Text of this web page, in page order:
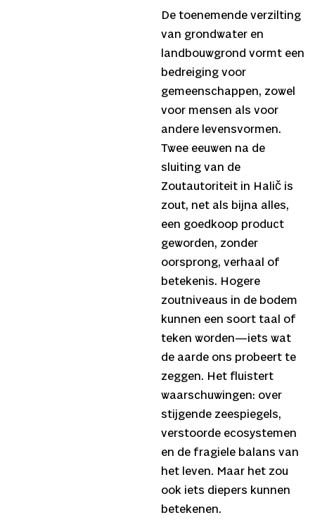
De toenemende verzilting
van grondwater en
landbouwgrond vormt een
bedreiging voor
gemeenschappen, zowel
voor mensen als voor
andere levensvormen.
Twee eeuwen na de
sluiting van de
Zoutautoriteit in Halič is
zout, net als bijna alles,
een goedkoop product
geworden, zonder
oorsprong, verhaal of
betekenis. Hogere
zoutniveaus in de bodem
kunnen een soort taal of
teken worden—iets wat
de aarde ons probeert te
zeggen. Het fluistert
waarschuwingen: over
stijgende zeespiegels,
verstoorde ecosystemen
en de fragiele balans van
het leven. Maar het zou
ook iets diepers kunnen
betekenen.